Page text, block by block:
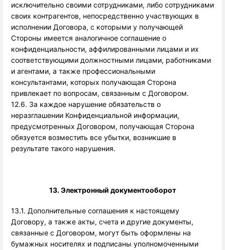
исключительно своими сотрудниками, либо сотрудниками
своих контрагентов, непосредственно участвующих в
исполнении Договора, с которыми у получающей
Стороны имеется аналогичное соглашение о
конфиденциальности, аффилированными лицами и их
соответствующими должностными лицами, работниками
и агентами, а также профессиональными
консультантами, которых получающая Сторона
привлекает по вопросам, связанным с Договором.
12.6. За каждое нарушение обязательств о
неразглашении Конфиденциальной информации,
предусмотренных Договором, получающая Сторона
обязуется возместить все убытки, возникшие в
результате такого нарушения.
13. Электронный документооборот
13.1. Дополнительные соглашения к настоящему
Договору, а также акты, счета и другие документы,
связанные с Договором, могут быть оформлены на
бумажных носителях и подписаны уполномоченными